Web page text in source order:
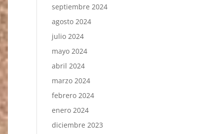
septiembre 2024
agosto 2024
julio 2024
mayo 2024
abril 2024
marzo 2024
febrero 2024
enero 2024
diciembre 2023